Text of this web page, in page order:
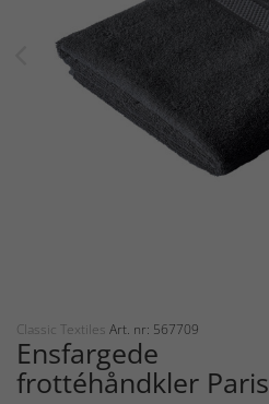
Classic Textiles Art. nr: 567709
Ensfargede
frottéhåndkler Paris